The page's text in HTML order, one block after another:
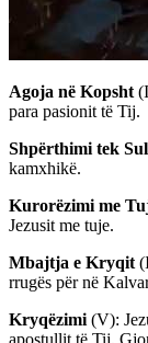
Agoja në Kopsht
para pasionit të Tij.
Shpërthimi tek
kamxhikë.
Kurorëzimi me
Jezusit me tuje.
Mbajtja e Kryqit
rrugës për në
Kryqëzimi (V):
apostullit të Tij,